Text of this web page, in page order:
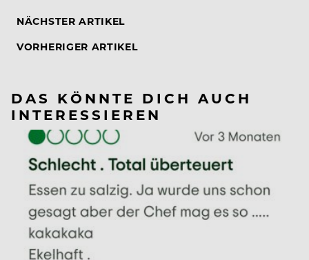
NÄCHSTER ARTIKEL
VORHERIGER ARTIKEL
DAS KÖNNTE DICH AUCH
INTERESSIEREN